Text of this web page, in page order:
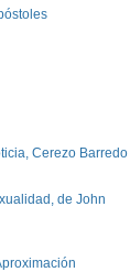
Cerezo Barredo
de John